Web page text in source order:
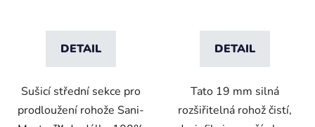
DETAIL
Sušicí střední sekce pro
prodloužení rohože Sani-
DETAIL
Tato 19 mm silná
rozšiřitelná rohož čistí,